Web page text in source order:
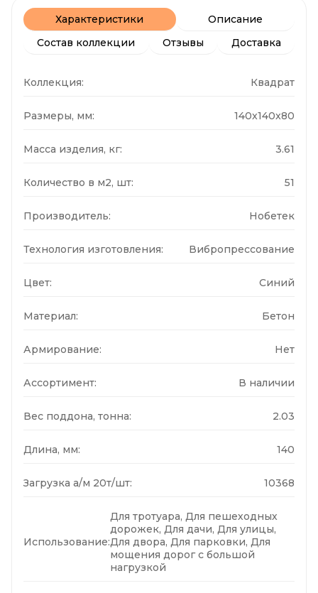
Характеристики
Описание
Состав коллекции
Отзывы Доставка
Коллекция: Квадрат
Размеры, мм: 140x140x80
Масса изделия, кг: 3.61
Количество в м2, шт: 51
Производитель: Нобетек
Технология изготовления: Вибропрессование
Цвет: Синий
Материал: Бетон
Армирование: Нет
Ассортимент: В наличии
Вес поддона, тонна: 2.03
Длина, мм: 140
Загрузка а/м 20т/шт: 10368
Использование:
Для тротуара, Для пешеходных
дорожек, Для дачи, Для улицы,
Для двора, Для парковки, Для
мощения дорог с большой
нагрузкой